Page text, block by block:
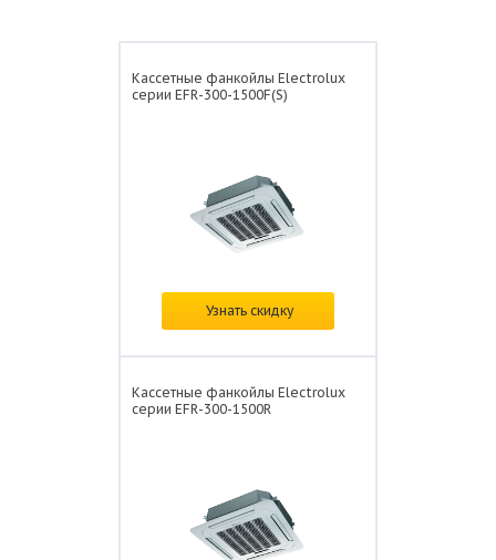
Кассетные фанкойлы Electrolux
серии EFR-300-1500F(S)
по запросу
Узнать скидку
Кассетные фанкойлы Electrolux
серии EFR-300-1500R